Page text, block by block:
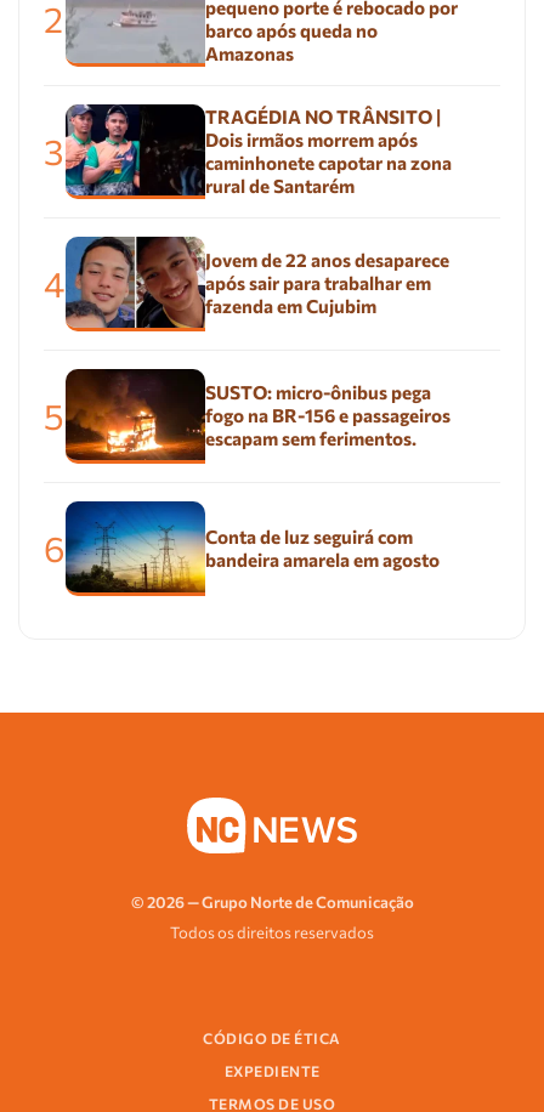
2
pequeno porte é rebocado por
barco após queda no
Amazonas
3
TRAGÉDIA NO TRÂNSITO |
Dois irmãos morrem após
caminhonete capotar na zona
rural de Santarém
4
Jovem de 22 anos desaparece
após sair para trabalhar em
fazenda em Cujubim
5
SUSTO: micro-ônibus pega
fogo na BR-156 e passageiros
escapam sem ferimentos.
6
Conta de luz seguirá com
bandeira amarela em agosto
© 2026 — Grupo Norte de Comunicação
Todos os direitos reservados
CÓDIGO DE ÉTICA
EXPEDIENTE
TERMOS DE USO